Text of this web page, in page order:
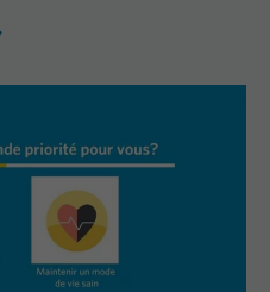
opens in a new window